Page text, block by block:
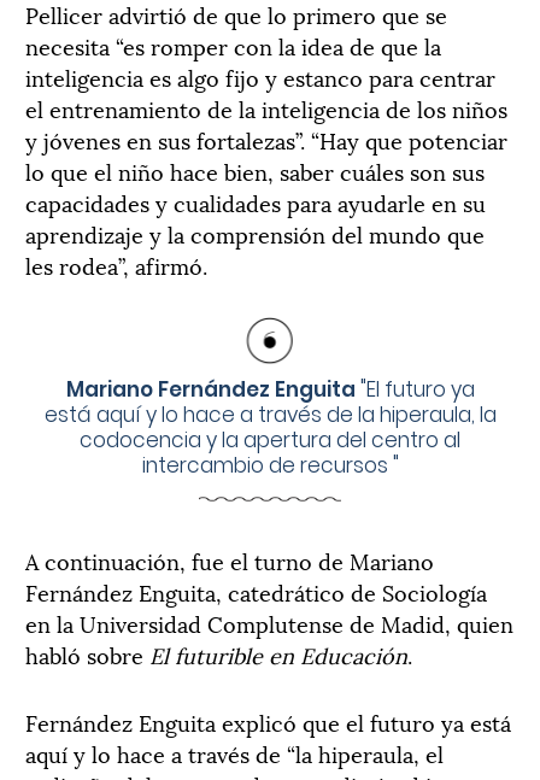
Pellicer advirtió de que lo primero que se
necesita “es romper con la idea de que la
inteligencia es algo fijo y estanco para centrar
el entrenamiento de la inteligencia de los niños
y jóvenes en sus fortalezas”. “Hay que potenciar
lo que el niño hace bien, saber cuáles son sus
capacidades y cualidades para ayudarle en su
aprendizaje y la comprensión del mundo que
les rodea”, afirmó.
Mariano Fernández Enguita "El futuro ya
está aquí y lo hace a través de la hiperaula, la
codocencia y la apertura del centro al
intercambio de recursos "
A continuación, fue el turno de Mariano
Fernández Enguita, catedrático de Sociología
en la Universidad Complutense de Madid, quien
habló sobre El futurible en Educación.
Fernández Enguita explicó que el futuro ya está
aquí y lo hace a través de “la hiperaula, el